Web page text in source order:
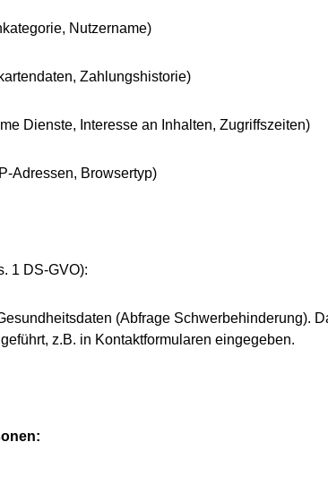
Nutzername)
Zahlungshistorie)
Dienste, Interesse an Inhalten, Zugriffszeiten)
Adressen, Browsertyp)
1 DS-GVO):
(Abfrage Schwerbehinderung).
z.B. in Kontaktformularen eingegeben.